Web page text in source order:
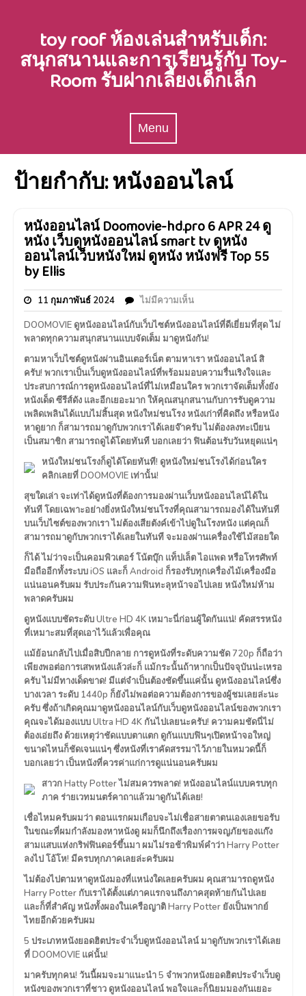
toy roof ห้องเล่นสำหรับเด็ก:
สนุกสนานและการเรียนรู้กับ Toy-
Room รับฝากเลี้ยงเด็กเล็ก
MenuMenu
ป้ายกำกับ:หนังออนไลน์
หนังออนไลน์ Doomovie-hd.pro 6 APR 24 ดู
หนัง เว็บดูหนังออนไลน์ smart tv ดูหนัง
ออนไลน์เว็บหนังใหม่ ดูหนัง หนังฟรี Top 55
by Ellis
11 กุมภาพันธ์ 2024
ไม่มีความเห็น
DOOMOVIE ดูหนังออนไลน์กับเว็บไซต์หนังออนไลน์ที่ดีเยี่ยมที่สุด ไม่
พลาดทุกความสนุกสนานแบบจัดเต็ม มาดูหนังกัน!
ตามหาเว็บไซต์ดูหนังผ่านอินเตอร์เน็ต ตามหาเรา หนังออนไลน์ สิ
ครับ! พวกเราเป็นเว็บดูหนังออนไลน์ที่พร้อมมอบความรื่นเริงใจและ
ประสบการณ์การดูหนังออนไลน์ที่ไม่เหมือนใคร พวกเราจัดเต็มทั้งยัง
หนังเด็ด ซีรีส์ดัง และอีกเยอะมาก ให้คุณสนุกสนานกับการรับดูความ
เพลิดเพลินได้แบบไม่สิ้นสุด หนังใหม่ชนโรง หนังเก่าที่คิดถึง หรือหนัง
หาดูยาก ก็สามารถมาดูกับพวกเราได้เลยจ๊าครับ ไม่ต้องลงทะเบียน
เป็นสมาชิก สามารถดูได้โดยทันที บอกเลยว่า ฟินต้อนรับวันหยุดแน่ๆ
หนังใหม่ชนโรงก็ดูได้โดยทันที! ดูหนังใหม่ชนโรงได้ก่อนใคร
คลิกเลยที่ DOOMOVIE เท่านั้น!
สุขใดเล่า จะเท่าได้ดูหนังที่ต้องการมองผ่านเว็บหนังออนไลน์ได้ใน
ทันที โดยเฉพาะอย่างยิ่งหนังใหม่ชนโรงที่คุณสามารถมองได้ในทันที
บนเว็บไซต์ของพวกเรา ไม่ต้องเสียตังค์เข้าไปดูในโรงหนัง แต่คุณก็
สามารถมาดูกับพวกเราได้เลยในทันที จะมองผ่านเครื่องใช้ไม้สอยใด
ก็ได้ ไม่ว่าจะเป็นคอมพิวเตอร์ โน้ตบุ๊ก แท็ปเล็ต ไอแพด หรือโทรศัพท์
มือถืออีกทั้งระบบ iOS และก็ Android ก็รองรับทุกเครื่องไม้เครื่องมือ
แน่นอนครับผม รับประกันความฟินทะลุหน้าจอไปเลย หนังใหม่ห้าม
พลาดครับผม
ดูหนังแบบชัดระดับ Ultre HD 4K เหมาะนี่ก่อนผู้ใดกันแน่! คัดสรรหนัง
ที่เหมาะสมที่สุดเอาไว้แล้วเพื่อคุณ
แม้ย้อนกลับไปเมื่อสิบปีกลาย การดูหนังที่ระดับความชัด 720p ก็ถือว่า
เพียงพอต่อการเสพหนังแล้วล่ะก็ แม้กระนั้นถ้าหากเป็นปัจจุบันน่ะเหรอ
ครับ ไม่มีทางเด็ดขาด! มีแต่จำเป็นต้องชัดขึ้นแค่นั้น ดูหนังออนไลน์ซึ่ง
บางเวลา ระดับ 1440p ก็ยังไม่พอต่อความต้องการของผู้ชมเลยล่ะนะ
ครับ ซึ่งถ้าเกิดคุณมาดูหนังออนไลน์กับเว็บดูหนังออนไลน์ของพวกเรา
คุณจะได้มองแบบ Ultra HD 4K กันไปเลยนะครับ! ความคมชัดนี่ไม่
ต้องเอ่ยถึง ด้วยเหตุว่าชัดแบบตาแตก ดูกันแบบฟินๆเปิดหน้าจอใหญ่
ขนาดไหนก็ชัดเจนแน่ๆ ซึ่งหนังที่เราคัดสรรมาไว้ภายในหมวดนี้ก็
บอกเลยว่า เป็นหนังที่ควรค่าแก่การดูแน่นอนครับผม
สาวก Hatty Potter ไม่สมควรพลาด! หนังออนไลน์แบบครบทุก
ภาค ร่ายเวทมนตร์คาถาแล้วมาดูกันได้เลย!
เชื่อไหมครับผมว่า ตอนแรกผมเกือบจะไม่เชื่อสายตาตนเองเลยขอรับ
ในขณะที่ผมกำลังมองหาหนังดู ผมก็นึกถึงเรื่องการผจญภัยของแก๊ง
สามแสบแห่งกริฟฟินดอร์ขึ้นมา ผมไม่รอช้าพิมพ์คำว่า Harry Potter
ลงไป โอ้โห! มีครบทุกภาคเลยล่ะครับผม
ไม่ต้องไปตามหาดูหนังมองที่แหน่งใดเลยครับผม คุณสามารถดูหนัง
Harry Potter กับเราได้ตั้งแต่ภาคแรกจนถึงภาคสุดท้ายกันไปเลย
และก็ที่สำคัญ หนังทั้งผองในเครือญาติ Harry Potter ยังเป็นพากย์
ไทยอีกด้วยครับผม
5 ประเภทหนังยอดฮิตประจำเว็บดูหนังออนไลน์ มาดูกับพวกเราได้เลย
ที่ DOOMOVIE แค่นั้น!
มาครับทุกคน! วันนี้ผมจะมาแนะนำ 5 จำพวกหนังยอดฮิตประจำเว็บดู
หนังของพวกเราที่ชาว ดูหนังออนไลน์ พอใจและก็นิยมมองกันเยอะ